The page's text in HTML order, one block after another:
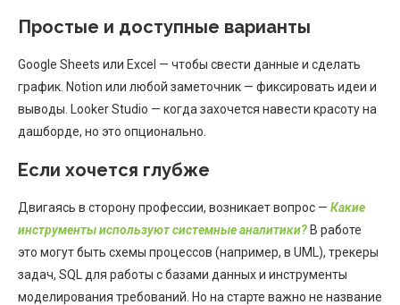
Простые и доступные варианты
Google Sheets или Excel — чтобы свести данные и сделать
график. Notion или любой заметочник — фиксировать идеи и
выводы. Looker Studio — когда захочется навести красоту на
дашборде, но это опционально.
Если хочется глубже
Двигаясь в сторону профессии, возникает вопрос — Какие
инструменты используют системные аналитики? В работе
это могут быть схемы процессов (например, в UML), трекеры
задач, SQL для работы с базами данных и инструменты
моделирования требований. Но на старте важно не название